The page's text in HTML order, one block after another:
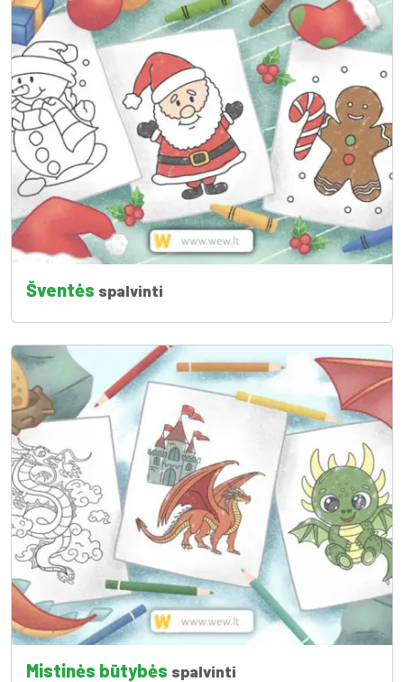
Šventės spalvinti
Mistinės būtybės spalvinti